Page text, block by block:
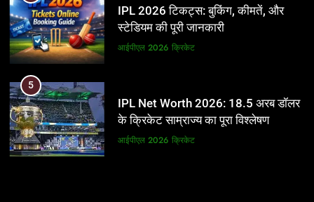
IPL Net Worth 2026: 18.5 अरब डॉलर
के क्रिकेट साम्राज्य का पूरा विश्लेषण
आईपीएल 2026 क्रिकेट
6
IPL टीम के मालिक: फ्रेंचाइजी के पीछे की
असली ताकत
आईपीएल 2026 क्रिकेट
IPL 2026 टिकट्स: बुकिंग, कीमतें, और
स्टेडियम की पूरी जानकारी
आईपीएल 2026 क्रिकेट
5
IPL Net Worth 2026: 18.5 अरब डॉलर
के क्रिकेट साम्राज्य का पूरा विश्लेषण
आईपीएल 2026 क्रिकेट